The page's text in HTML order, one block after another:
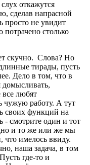
откажутся
сделав напрасной
просто не увидит
столько
скучно. Слова? Но
тирады, пусть
Дело в том, что в
домысливать,
любят
чужую работу. А тут
своих функций на
- смотрите один и тот
и то же или же мы
имелось ввиду.
наша задача, в том
где-то и